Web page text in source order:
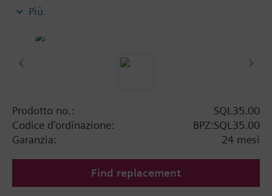
Tutti gli attuatori dispongono di due contatti fissi di
fine corsa e di un alloggiamento per un elemento
Più
Prodotto no.:
SQL35.00
Codice d'ordinazione:
BPZ:SQL35.00
Garanzia:
24 mesi
Find replacement